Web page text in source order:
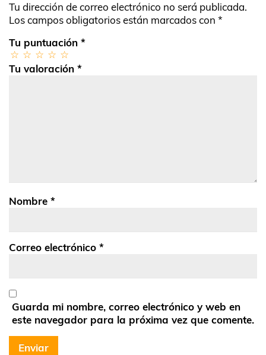
Tu dirección de correo electrónico no será publicada.
Los campos obligatorios están marcados con *
Tu puntuación *
Tu valoración *
Nombre *
Correo electrónico *
Guarda mi nombre, correo electrónico y web en
este navegador para la próxima vez que comente.